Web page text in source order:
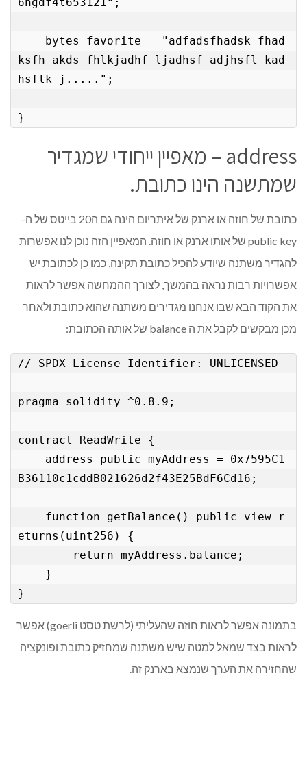
ksfh akds fhlkjadhf ljadhsf adjhsfl kad
hsflk j.....";
}
address – מאפיין ייחודי שמגדיר
שמתשנה הינו כתובת.
כתובת של חוזה או ארנק של איתריום הינה גם ה20 בייטס של ה-
public key של אותו ארנק או חוזה. המאפיין הזה נוכן לנו אפשרות
להגדיר משתנה שיודע להכיל כתובת תקינה, כמו כן לכתובת יש
אפשרויות רבות נראה בהמשך, לצורך ההמחשה אפשר לראות
את הקוד הבא שבו אנחנו מגדירים משתנה שהוא כתובת ולאחר
מכן מבקשים לקבל את ה balance של אותה הכתובת:
// SPDX-License-Identifier: UNLICENSED
pragma solidity ^0.8.9;
contract ReadWrite {
B36110c1cddB021626d2f43E25BdF6Cd16;
eturns(uint256) {
}
בתמונה אפשר לראות חוזה שהעליתי (לרשת טסט goerli) אפשר
לראות בצד שמאל למטה שיש משתנה שמחזיק כתובת ופונקציה
שהחזירה את הערך שנמצא בארנק זה.